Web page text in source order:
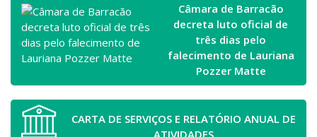
Câmara de Barracão
decreta luto oficial de
três dias pelo
falecimento de Lauriana
Pozzer Matte
CARTA DE SERVIÇOS E RELATÓRIO ANUAL DE
ATIVIDADES